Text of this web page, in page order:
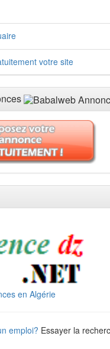
votre site
en Algérie
emploi? Essayer la